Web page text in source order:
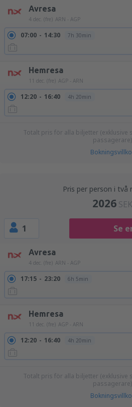
Avresa
4 dec. (fre) ARN - AGP
07:00 14:30 7h 30min
Hemresa
11 dec. (fre) AGP - ARN
12:20 16:40 4h 20min
Totalt pris för alla biljetter (exklusive
passagerare)
Pris per person i två
2026 SEK
1 Se
Avresa
4 dec. (fre) ARN - AGP
17:15 23:20 6h 5min
Hemresa
11 dec. (fre) AGP - ARN
12:20 16:40 4h 20min
Totalt pris för alla biljetter (exklusive
passagerare)